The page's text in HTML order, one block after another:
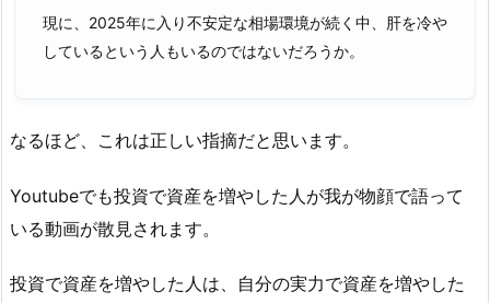
現に、2025年に入り不安定な相場環境が続く中、肝を冷や
しているという人もいるのではないだろうか。
なるほど、これは正しい指摘だと思います。
Youtubeでも投資で資産を増やした人が我が物顔で語って
いる動画が散見されます。
投資で資産を増やした人は、自分の実力で資産を増やした